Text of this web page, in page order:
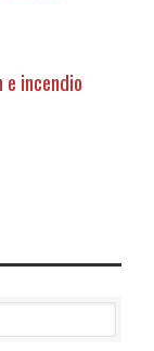
incendio